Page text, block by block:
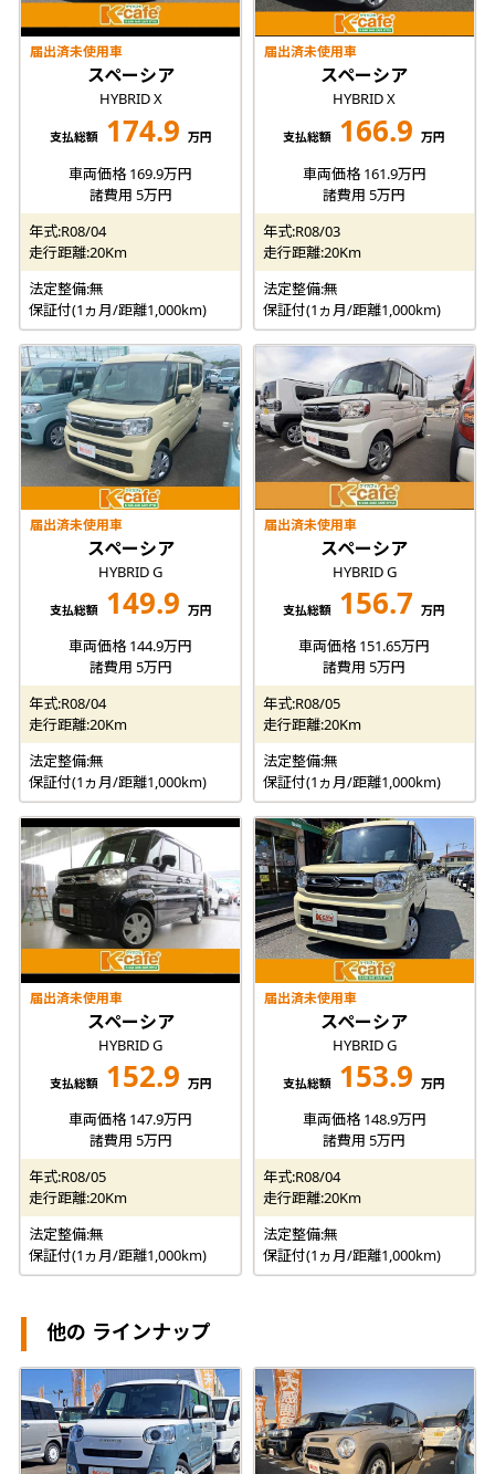
届出済未使用車
スペーシア
HYBRID X
支払総額 174.9 万円
車両価格 169.9万円
諸費用 5万円
年式:R08/04
走行距離:20Km
法定整備:無
保証付(1ヵ月/距離1,000km)
届出済未使用車
スペーシア
HYBRID X
支払総額 166.9 万円
車両価格 161.9万円
諸費用 5万円
年式:R08/03
走行距離:20Km
法定整備:無
保証付(1ヵ月/距離1,000km)
届出済未使用車
スペーシア
HYBRID G
支払総額 149.9 万円
車両価格 144.9万円
諸費用 5万円
年式:R08/04
走行距離:20Km
法定整備:無
保証付(1ヵ月/距離1,000km)
届出済未使用車
スペーシア
HYBRID G
支払総額 156.7 万円
車両価格 151.65万円
諸費用 5万円
年式:R08/05
走行距離:20Km
法定整備:無
保証付(1ヵ月/距離1,000km)
届出済未使用車
スペーシア
HYBRID G
支払総額 152.9 万円
車両価格 147.9万円
諸費用 5万円
年式:R08/05
走行距離:20Km
法定整備:無
保証付(1ヵ月/距離1,000km)
届出済未使用車
スペーシア
HYBRID G
支払総額 153.9 万円
車両価格 148.9万円
諸費用 5万円
年式:R08/04
走行距離:20Km
法定整備:無
保証付(1ヵ月/距離1,000km)
他の ラインナップ